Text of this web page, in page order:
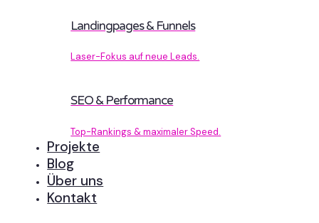
Landingpages & Funnels
Laser-Fokus auf neue Leads.
SEO & Performance
Top-Rankings & maximaler Speed.
Projekte
Blog
Über uns
Kontakt